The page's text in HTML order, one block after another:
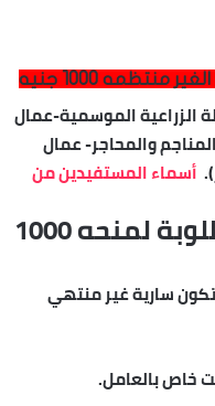
1000 جنيه
الزراعية الموسمية-عمال
والمحاجر- عمال
أسماء المستفيدين من
ماهي المستندات المطلوبة لمنحه 1000
سارية غير منتهي
خاص بالعامل.